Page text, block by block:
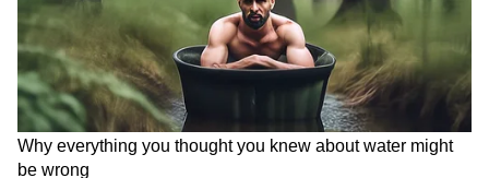
LATEST VIDEOS